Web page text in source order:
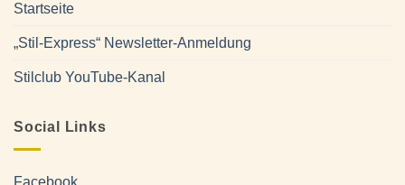
Startseite
„Stil-Express“ Newsletter-Anmeldung
Stilclub YouTube-Kanal
Social Links
Facebook